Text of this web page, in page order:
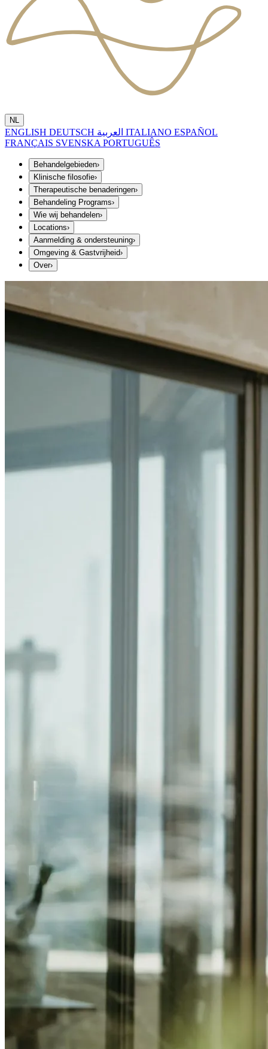
NL
ENGLISH DEUTSCH ITALIANO ESPAÑOL
FRANÇAIS SVENSKA PORTUGUÊS
Behandelgebieden›
Klinische filosofie›
Therapeutische benaderingen›
Behandeling Programs›
Wie wij behandelen›
Locations›
Aanmelding & ondersteuning›
Omgeving & Gastvrijheid›
Over›